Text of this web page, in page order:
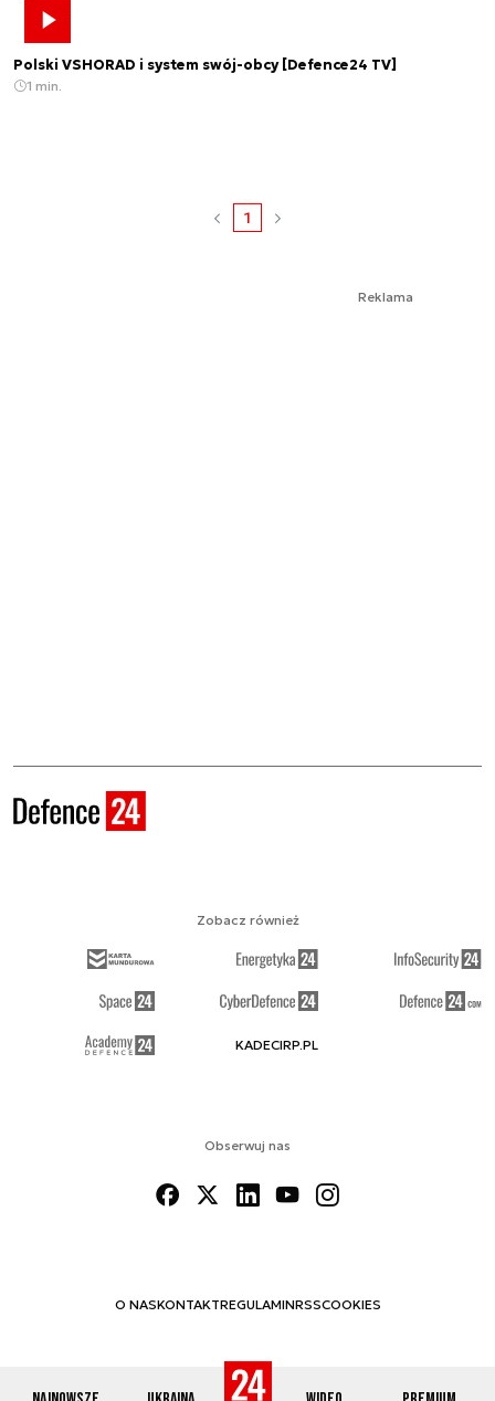
Polski VSHORAD i system swój-obcy [Defence24 TV]
1 min.
1
Reklama
Obserwuj nas
O NASKONTAKTREGULAMINRSSCOOKIES
Zobacz również
KADECIRP.PL